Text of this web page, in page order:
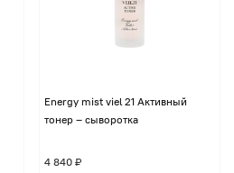
Energy mist viel 21 Активный
тонер – сыворотка
4 840 ₽